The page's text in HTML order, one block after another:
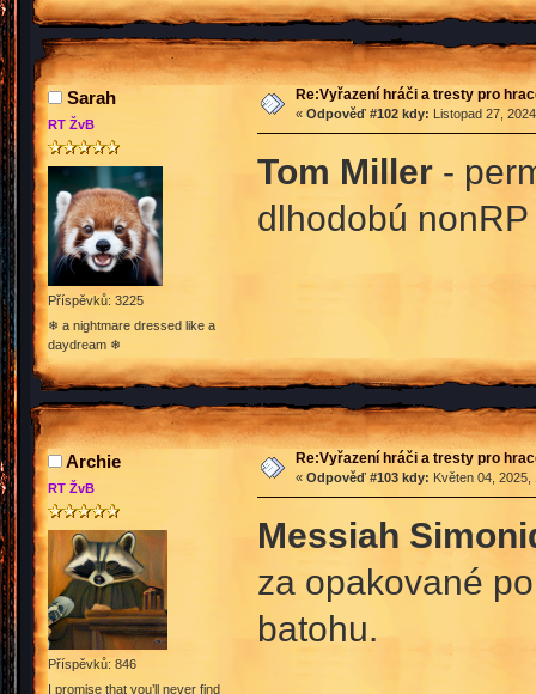
Sarah
RT ŽvB
Příspěvků: 3225
❄ a nightmare dressed like a
daydream ❄
Re:Vyřazení hráči a tresty pro
« Odpověď #102 kdy: Listopad 27,
Tom Miller-
dlhodobú nonRP
Archie
RT ŽvB
Příspěvků: 846
I promise that you’ll never find
Re:Vyřazení hráči a tresty pro
« Odpověď #103 kdy: Květen 04, 2025,
Messiah
za opakované
batohu.